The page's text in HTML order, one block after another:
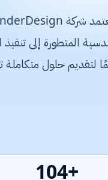
لتقديم حلول متكاملة
+120